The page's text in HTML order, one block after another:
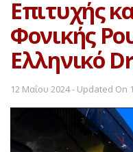
Επιτυχής
Φονικής
Ελληνικό
12 Μαΐου 2024 - Updated On